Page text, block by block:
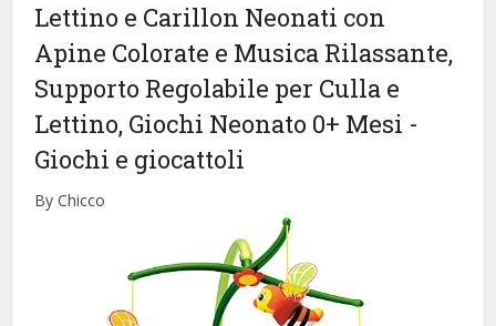
Lettino e Carillon Neonati con
Apine Colorate e Musica Rilassante,
Supporto Regolabile per Culla e
Lettino, Giochi Neonato 0+ Mesi -
Giochi e giocattoli
By Chicco